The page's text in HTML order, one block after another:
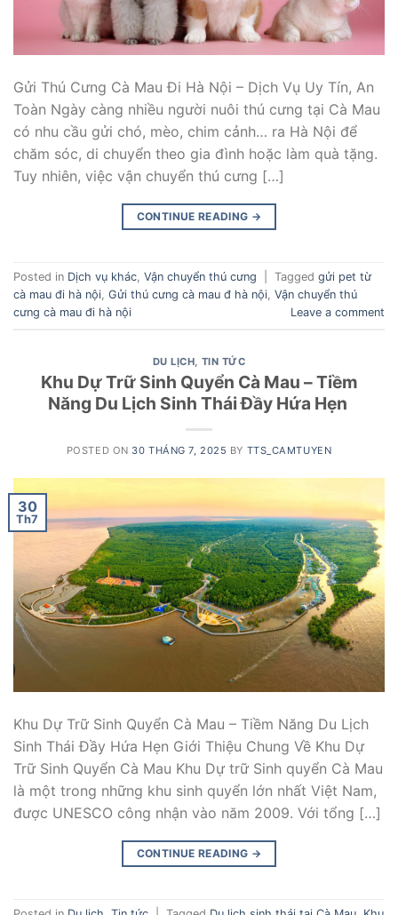
Gửi Thú Cưng Cà Mau Đi Hà Nội – Dịch Vụ Uy Tín, An
Toàn Ngày càng nhiều người nuôi thú cưng tại Cà Mau
có nhu cầu gửi chó, mèo, chim cảnh… ra Hà Nội để
chăm sóc, di chuyển theo gia đình hoặc làm quà tặng.
Tuy nhiên, việc vận chuyển thú cưng […]
CONTINUE READING →
Posted in Dịch vụ khác, Vận chuyển thú cưng Tagged gửi pet từ
cà mau đi hà nội, Gửi thú cưng cà mau đ hà nội, Vận chuyển thú
cưng cà mau đi hà nội
Leave a comment
DU LỊCH, TIN TỨC
Khu Dự Trữ Sinh Quyển Cà Mau – Tiềm
Năng Du Lịch Sinh Thái Đầy Hứa Hẹn
POSTED ON 30 THÁNG 7, 2025 BY TTS_CAMTUYEN
30
Th7
Khu Dự Trữ Sinh Quyển Cà Mau – Tiềm Năng Du Lịch
Sinh Thái Đầy Hứa Hẹn Giới Thiệu Chung Về Khu Dự
Trữ Sinh Quyển Cà Mau Khu Dự trữ Sinh quyển Cà Mau
là một trong những khu sinh quyển lớn nhất Việt Nam,
được UNESCO công nhận vào năm 2009. Với tổng […]
CONTINUE READING →